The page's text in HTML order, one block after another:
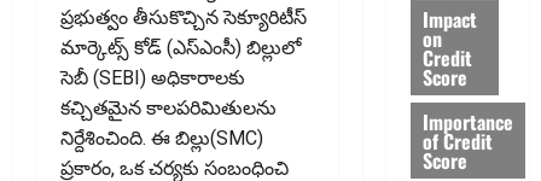
ప్రభుత్వం తీసుకొచ్చిన సెక్యూరిటీస్‌
మార్కెట్స్‌ కోడ్‌ (ఎస్‌ఎంసీ) బిల్లులో
సెబీ (SEBI) అధికారాలకు
కచ్చితమైన కాలపరిమితులను
నిర్దేశించింది. ఈ బిల్లు(SMC)
ప్రకారం, ఒక చర్యకు సంబంధించి
Impact
on
Credit
Score
Importance
of Credit
Score